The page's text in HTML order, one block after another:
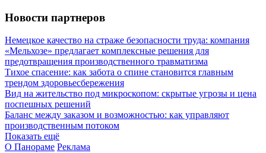
Новости партнеров
Немецкое качество на страже безопасности труда: компания
«Мельхозе» предлагает комплексные решения для
предотвращения производственного травматизма
Тихое спасение: как забота о спине становится главным
трендом здоровьесбережения
Вид на жительство под микроскопом: скрытые угрозы и цена
поспешных решений
Баланс между заказом и возможностью: как управляют
производственным потоком
Показать ещё
О Панораме Реклама